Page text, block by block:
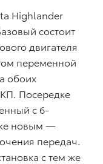
Highlander
состоит
двигателя
переменной
обоих
Посередке
с 6-
новым —
передач.
с тем же